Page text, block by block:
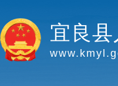
宜良